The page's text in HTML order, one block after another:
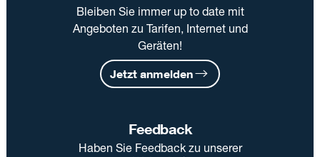
Bleiben Sie immer up to date mit
Angeboten zu Tarifen, Internet und
Geräten!
Jetzt anmelden
Feedback
Haben Sie Feedback zu unserer